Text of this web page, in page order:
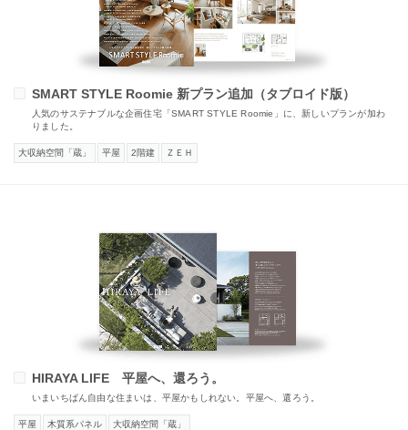
SMART STYLE Roomie 新プラン追加（タブロイド版）
人気のサステナブルな企画住宅「SMART STYLE Roomie」に、新しいプランが加わ
りました。
大収納空間「蔵」 平屋 2階建 ＺＥＨ
HIRAYA LIFE 平屋へ、還ろう。
いまいちばん自由な住まいは、平屋かもしれない。平屋へ、還ろう。
平屋 木質系パネル 大収納空間「蔵」